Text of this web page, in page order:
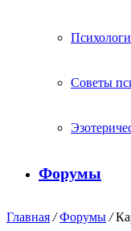
Советы
Форумы
Главная / Форумы /